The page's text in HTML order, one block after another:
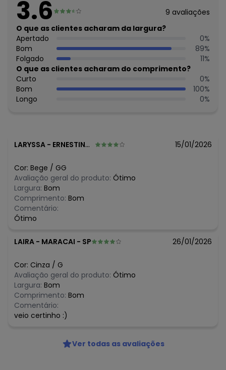
Decote Frente : Redondo
Decote Costas: Redondo
Fornecedor: AMC TEXTIL LTDA / CNPJ 75.364.570/0007-55
Feito: Brasil
Cuidados para conservação do produto: Temp. Máxima De
Lavagem 30°C. Não Alvejar Não Secar Em Tambor
Secagem Em Varal À Sombra Temp. Máxima Da Base Do
Ferro De 110°C Sem Vapor. Vapor Pode Causar Danos
Irreversíveis Não Limpar A Seco
Tecido: Malha
O preço apresentado abaixo é o menor oferecido em
agosto/2026
julho/2026
junho/2026
maio/2026
abril/2026
março/2026
3.6 9 avaliações
O que as clientes acharam da largura?
Apertado
0%
Bom
89%
Folgado
11%
O que as clientes acharam do comprimento?
Curto
0%
Bom
100%
Longo
0%
LARYSSA - ERNESTINA - RS 15/01/2026
Cor: Bege / GG
Avaliação geral do produto: Ótimo
Largura: Bom
Comprimento: Bom
Comentário:
Ótimo
LAIRA - MARACAI - SP 26/01/2026
Cor: Cinza / G
Avaliação geral do produto: Ótimo
Largura: Bom
Comprimento: Bom
Comentário:
veio certinho :)
Ver todas as avaliações